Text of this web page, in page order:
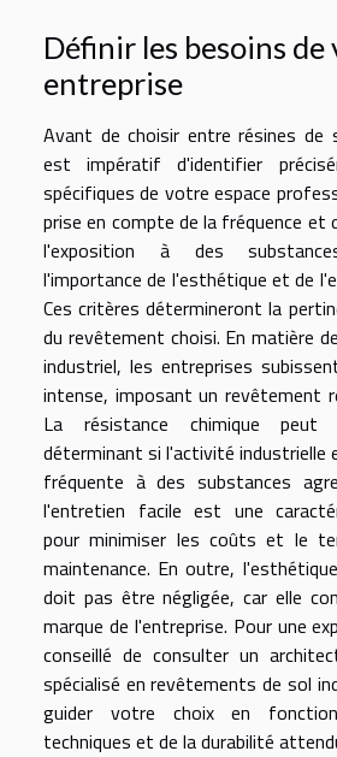
Définir les besoins de
entreprise
Avant de choisir entre résines de
est impératif d'identifier
spécifiques de votre espace
prise en compte de la fréquence et
l'exposition à des
l'importance de l'esthétique et de
Ces critères détermineront la
du revêtement choisi. En matière
industriel, les entreprises
intense, imposant un revêtement
La résistance chimique
déterminant si l'activité industrielle
fréquente à des substances
l'entretien facile est une
pour minimiser les coûts et le
maintenance. En outre,
doit pas être négligée, car elle
marque de l'entreprise. Pour une
conseillé de consulter un
spécialisé en revêtements de sol
guider votre choix en
techniques et de la durabilité